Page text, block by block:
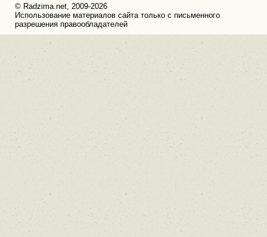
© Radzima.net, 2009-2026
Использование материалов сайта только с письменного
разрешения правообладателей